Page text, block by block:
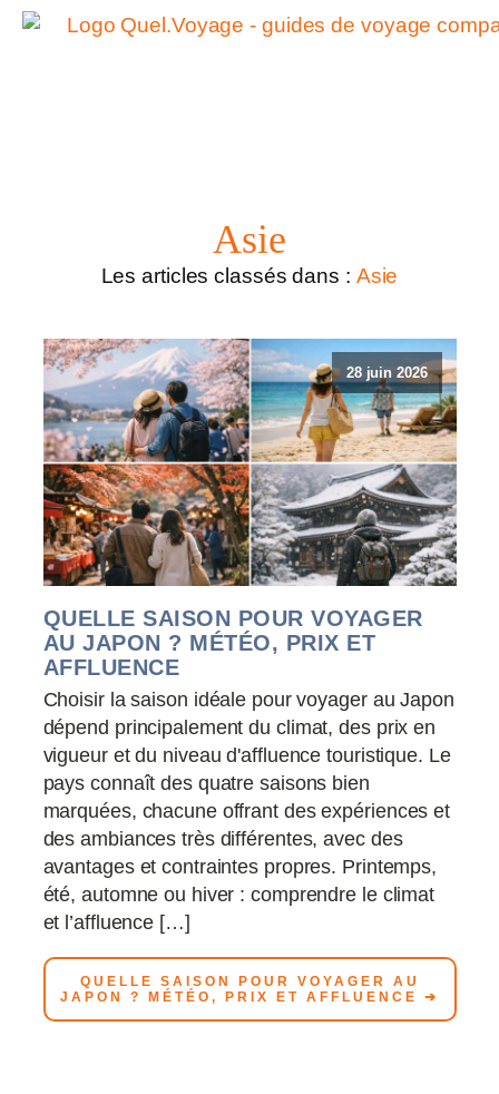
Asie
Les articles classés dans : Asie
28 juin 2026
QUELLE SAISON POUR VOYAGER
AU JAPON ? MÉTÉO, PRIX ET
AFFLUENCE
Choisir la saison idéale pour voyager au Japon
dépend principalement du climat, des prix en
vigueur et du niveau d'affluence touristique. Le
pays connaît des quatre saisons bien
marquées, chacune offrant des expériences et
des ambiances très différentes, avec des
avantages et contraintes propres. Printemps,
été, automne ou hiver : comprendre le climat
et l’affluence […]
QUELLE SAISON POUR VOYAGER AU
JAPON ? MÉTÉO, PRIX ET AFFLUENCE ➔